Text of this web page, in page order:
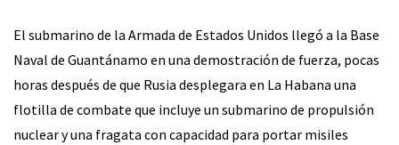
El submarino de la Armada de Estados Unidos llegó a la Base
Naval de Guantánamo en una demostración de fuerza, pocas
horas después de que Rusia desplegara en La Habana una
flotilla de combate que incluye un submarino de propulsión
nuclear y una fragata con capacidad para portar misiles